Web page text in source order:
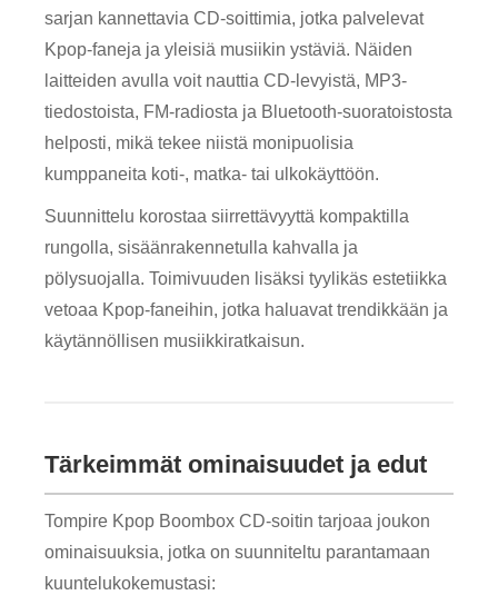
sarjan kannettavia CD-soittimia, jotka palvelevat
Kpop-faneja ja yleisiä musiikin ystäviä. Näiden
laitteiden avulla voit nauttia CD-levyistä, MP3-
tiedostoista, FM-radiosta ja Bluetooth-suoratoistosta
helposti, mikä tekee niistä monipuolisia
kumppaneita koti-, matka- tai ulkokäyttöön.
Suunnittelu korostaa siirrettävyyttä kompaktilla
rungolla, sisäänrakennetulla kahvalla ja
pölysuojalla. Toimivuuden lisäksi tyylikäs estetiikka
vetoaa Kpop-faneihin, jotka haluavat trendikkään ja
käytännöllisen musiikkiratkaisun.
Tärkeimmät ominaisuudet ja edut
Tompire Kpop Boombox CD-soitin tarjoaa joukon
ominaisuuksia, jotka on suunniteltu parantamaan
kuuntelukokemustasi: